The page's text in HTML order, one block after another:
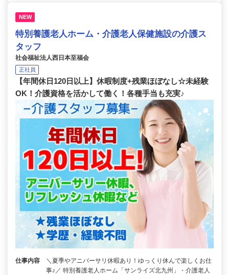
NEW
特別養護老人ホーム・介護老人保健施設の介護ス
タッフ
社会福祉法人西日本至福会
正社員
【年間休日120日以上】休暇制度+残業ほぼなし☆未経験
OK！介護資格を活かして働く！各種手当も充実♪
仕事内容
＼夏季やアニバーサリ休暇あり！ゆっくり休んで楽しくお仕
事♪／ 特別養護老人ホーム「サンライズ北九州」・介護老人